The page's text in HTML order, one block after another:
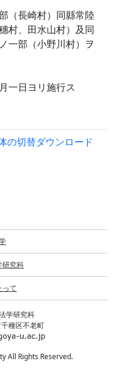
（長崎村）同縣常陸
村、田水山村）及同
一部（小野川村）ヲ
一日ヨリ施行ス
の切替ダウンロード
研究科
って
学研究科
種区不老町
All Rights Reserved.